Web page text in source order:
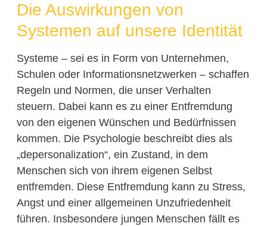
Die Auswirkungen von
Systemen auf unsere Identität
Systeme – sei es in Form von Unternehmen,
Schulen oder Informationsnetzwerken – schaffen
Regeln und Normen, die unser Verhalten
steuern. Dabei kann es zu einer Entfremdung
von den eigenen Wünschen und Bedürfnissen
kommen. Die Psychologie beschreibt dies als
„depersonalization“, ein Zustand, in dem
Menschen sich von ihrem eigenen Selbst
entfremden. Diese Entfremdung kann zu Stress,
Angst und einer allgemeinen Unzufriedenheit
führen. Insbesondere jungen Menschen fällt es